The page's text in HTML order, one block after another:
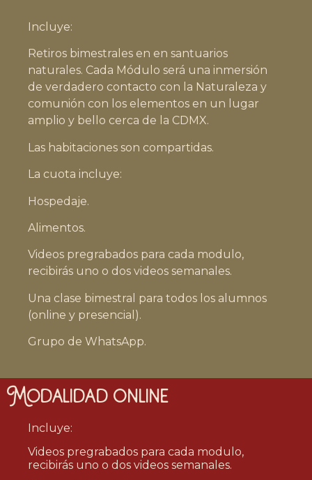
Incluye:
Retiros bimestrales en en santuarios
naturales. Cada Módulo será una inmersión
de verdadero contacto con la Naturaleza y
comunión con los elementos en un lugar
amplio y bello cerca de la CDMX.
Las habitaciones son compartidas.
La cuota incluye:
Hospedaje.
Alimentos.
Videos pregrabados para cada modulo,
recibirás uno o dos videos semanales.
Una clase bimestral para todos los alumnos
(online y presencial).
Grupo de WhatsApp.
Modalidad online
Incluye:
Videos pregrabados para cada modulo,
recibirás uno o dos videos semanales.